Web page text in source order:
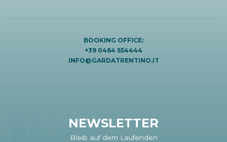
BOOKING OFFICE:
+39 0464 554444
INFO@GARDATRENTINO.IT
NEWSLETTER
Bleib auf dem Laufenden